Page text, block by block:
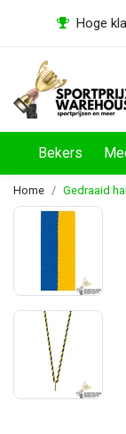
Hoge
Bekers
Home Gedraaid